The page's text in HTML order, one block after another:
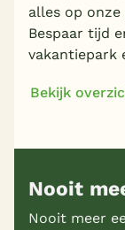
alles op
Bespaar tijd
vakantiepark
Bekijk
Nooit
Nooit meer